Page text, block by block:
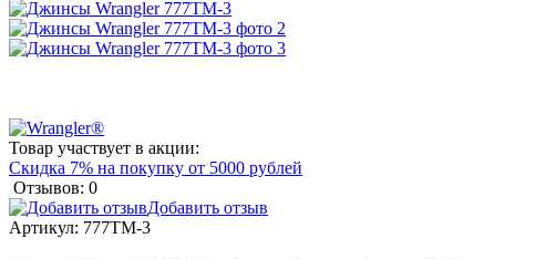
Товар участвует в акции:
Скидка 7% на покупку от 5000 рублей
Отзывов: 0
Добавить отзыв
Артикул: 777TM-3